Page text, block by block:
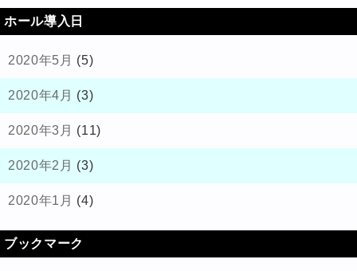
ホール導入日
2020年5月 (5)
2020年4月 (3)
2020年3月 (11)
2020年2月 (3)
2020年1月 (4)
ブックマーク